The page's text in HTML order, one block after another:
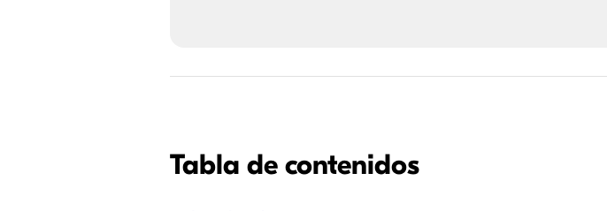
Tabla de contenidos